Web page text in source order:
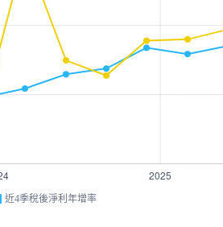
近4季稅後淨利年增率